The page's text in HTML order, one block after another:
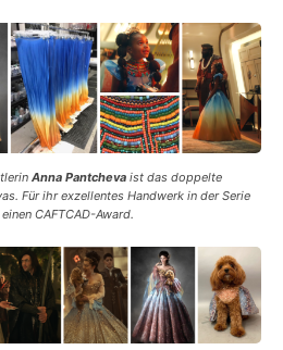
Anna Pantcheva ist das doppelte
Für ihr exzellentes Handwerk in der Serie
CAFTCAD-Award.